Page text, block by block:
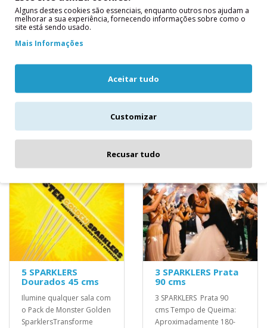
5 SPARKLERS
Dourados 45 cms
5 SPARKLERS Dourados 45
cmsComprimento 45 cm
estrelinhas pintadas de
5 SPARKLERS Prata
70 cms
segundos.Produz Brilhos
Dourados Clás..
5 SPARKLERS
Dourados 45 cms
Ilumine qualquer sala com
o Pack de Monster Golden
SparklersTransforme
3 SPARKLERS Prata
90 cms
3 SPARKLERS Prata 90
cms Tempo de Queima:
Aproximadamente 180-
Alguns destes cookies são essenciais, enquanto outros nos ajudam a
melhorar a sua experiência, fornecendo informações sobre como o
site está sendo usado.
Mais Informações
Aceitar tudo
Customizar
Recusar tudo